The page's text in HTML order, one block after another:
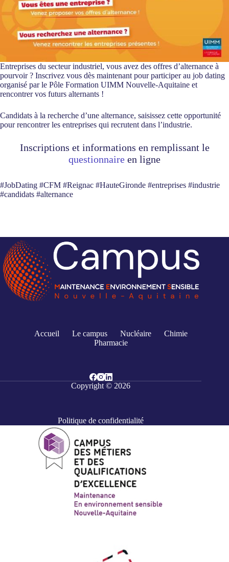
Entreprises du secteur industriel, vous avez des offres d’alternance à
pourvoir ? Inscrivez vous dès maintenant pour participer au job dating
organisé par le Pôle Formation UIMM Nouvelle-Aquitaine et
rencontrer vos futurs alternants !
Candidats à la recherche d’une alternance, saisissez cette opportunité
pour rencontrer les entreprises qui recrutent dans l’industrie.
Inscriptions et informations en remplissant le
questionnaire en ligne
#JobDating #CFM #Reignac #HauteGironde #entreprises #industrie
#candidats #alternance
Accueil Le campus Nucléaire
Chimie
Pharmacie
Copyright © 2026
Politique de confidentialité